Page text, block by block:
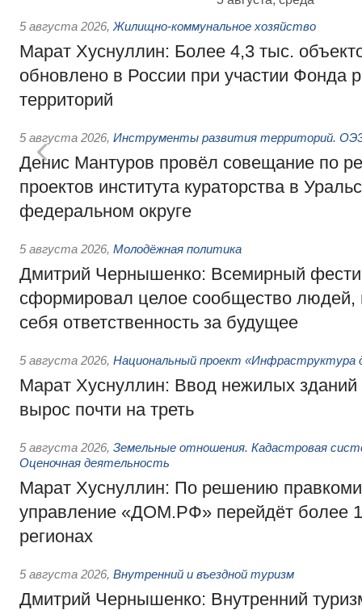
5 августа 2026, Жилищно-коммунальное хозяйство
Марат Хуснуллин: Более 4,3 тыс.
обновлено в России при участии Фонда
территорий
5 августа 2026, Инструменты развития территорий.
Денис Мантуров провёл совещание по
проектов института кураторства в
федеральном округе
5 августа 2026, Молодёжная политика
Дмитрий Чернышенко: Всемирный
сформировал целое сообщество людей,
себя ответственность за будущее
5 августа 2026, Национальный проект «Инфраструктура
Марат Хуснуллин: Ввод нежилых зданий
вырос почти на треть
5 августа 2026, Земельные отношения. Кадастровая
Оценочная деятельность
Марат Хуснуллин: По решению
управление «ДОМ.РФ» перейдёт более
регионах
5 августа 2026, Внутренний и въездной туризм
Дмитрий Чернышенко: Внутренний